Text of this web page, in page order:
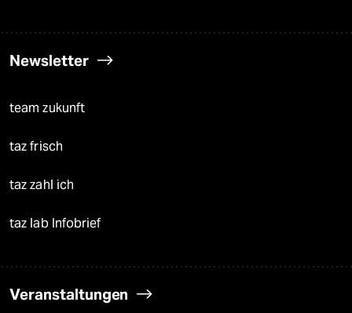
Newsletter
team zukunft
taz frisch
taz zahl ich
taz lab Infobrief
Veranstaltungen